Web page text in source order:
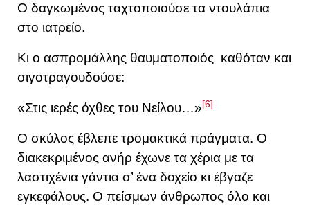
Ο δαγκωμένος ταχτοποιούσε τα ντουλάπια
στο ιατρείο.
Κι ο ασπρομάλλης θαυματοποιός καθόταν και
σιγοτραγουδούσε:
«Στις ιερές όχθες του Νείλου…»[6]
Ο σκύλος έβλεπε τρομακτικά πράγματα. Ο
διακεκριμένος ανήρ έχωνε τα χέρια με τα
λαστιχένια γάντια σ’ ένα δοχείο κι έβγαζε
εγκεφάλους. Ο πείσμων άνθρωπος όλο και